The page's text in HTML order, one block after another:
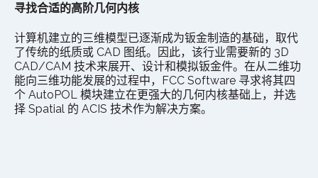
寻找合适的高阶几何内核
计算机建立的三维模型已逐渐成为钣金制造的基础，取代
了传统的纸质或 CAD 图纸。因此，该行业需要新的 3D
CAD/CAM 技术来展开、设计和模拟钣金件。在从二维功
能向三维功能发展的过程中，FCC Software 寻求将其四
个 AutoPOL 模块建立在更强大的几何内核基础上，并选
择 Spatial 的 ACIS 技术作为解决方案。